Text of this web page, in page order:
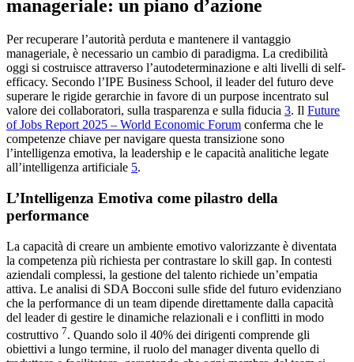
manageriale: un piano d’azione
Per recuperare l’autorità perduta e mantenere il vantaggio
manageriale, è necessario un cambio di paradigma. La credibilità
oggi si costruisce attraverso l’autodeterminazione e alti livelli di self-
efficacy. Secondo l’IPE Business School, il leader del futuro deve
superare le rigide gerarchie in favore di un purpose incentrato sul
valore dei collaboratori, sulla trasparenza e sulla fiducia 3. Il Future
of Jobs Report 2025 – World Economic Forum conferma che le
competenze chiave per navigare questa transizione sono
l’intelligenza emotiva, la leadership e le capacità analitiche legate
all’intelligenza artificiale 5.
L’Intelligenza Emotiva come pilastro della
performance
La capacità di creare un ambiente emotivo valorizzante è diventata
la competenza più richiesta per contrastare lo skill gap. In contesti
aziendali complessi, la gestione del talento richiede un’empatia
attiva. Le analisi di SDA Bocconi sulle sfide del futuro evidenziano
che la performance di un team dipende direttamente dalla capacità
del leader di gestire le dinamiche relazionali e i conflitti in modo
costruttivo 7. Quando solo il 40% dei dirigenti comprende gli
obiettivi a lungo termine, il ruolo del manager diventa quello di